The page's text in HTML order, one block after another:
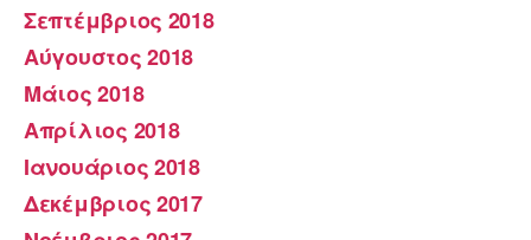
Σεπτέμβριος 2018
Αύγουστος 2018
Μάιος 2018
Απρίλιος 2018
Ιανουάριος 2018
Δεκέμβριος 2017